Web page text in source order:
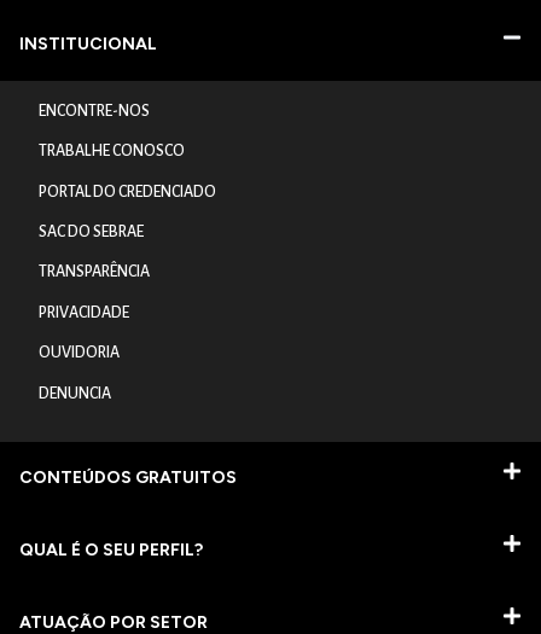
INSTITUCIONAL
ENCONTRE-NOS
TRABALHE CONOSCO
PORTAL DO CREDENCIADO
SAC DO SEBRAE
TRANSPARÊNCIA
PRIVACIDADE
OUVIDORIA
DENUNCIA
CONTEÚDOS GRATUITOS
QUAL É O SEU PERFIL?
ATUAÇÃO POR SETOR